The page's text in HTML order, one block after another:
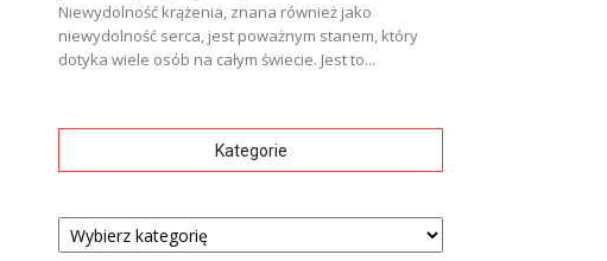
Niewydolność krążenia, znana również jako
niewydolność serca, jest poważnym stanem, który
dotyka wiele osób na całym świecie. Jest to...
Kategorie
Kategorie